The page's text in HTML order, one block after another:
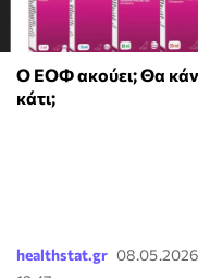
Ο ΕΟΦ ακούει; Θα
κάτι;
healthstat.gr